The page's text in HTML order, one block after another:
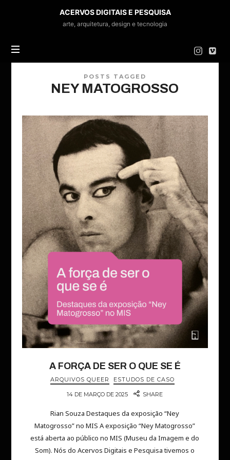
ACERVOS
DIGITAIS
E
ACERVOS DIGITAIS E PESQUISA
arte, arquitetura, design e tecnologia
POSTS TAGGED
NEY MATOGROSSO
A FORÇA DE SER O QUE SE É
ARQUIVOS QUEER ESTUDOS DE CASO
14 DE MARÇO DE 2025 SHARE
Rian Souza Destaques da exposição “Ney
Matogrosso” no MIS A exposição “Ney Matogrosso”
está aberta ao público no MIS (Museu da Imagem e do
Som). Nós do Acervos Digitais e Pesquisa tivemos o